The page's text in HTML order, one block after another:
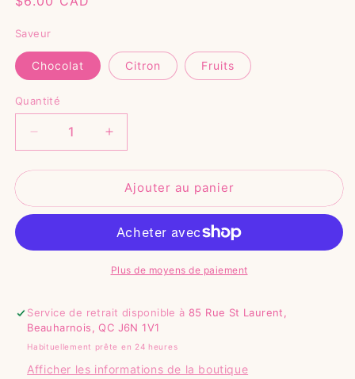
Saveur
Chocolat Citron Fruits
Quantité
Réduire
la
quantité
Tartelette
Augmenter
la
quantité
Tartelette
Ajouter au panier
Plus de moyens de paiement
Service de retrait disponible à 85 Rue St Laurent,
Beauharnois, QC J6N 1V1
Habituellement prête en 24 heures
Afficher les informations de la boutique